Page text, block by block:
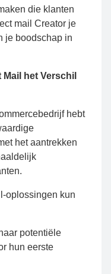
die klanten
mail Creator je
je boodschap in
het Verschil
hebt
het aantrekken
oplossingen kun
potentiële
hun eerste